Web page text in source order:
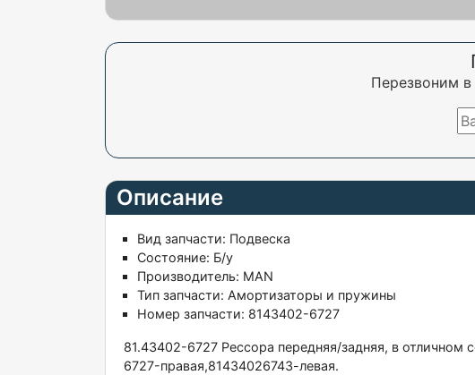
Перезвоним в
Описание
Вид запчасти: Подвеска
Состояние: Б/у
Производитель: MAN
Тип запчасти: Амортизаторы и пружины
Номер запчасти: 8143402-6727
81.43402-6727 Реccoрa пeредняя/задняя, в отличнoм
6727-правая,81434026743-левая.